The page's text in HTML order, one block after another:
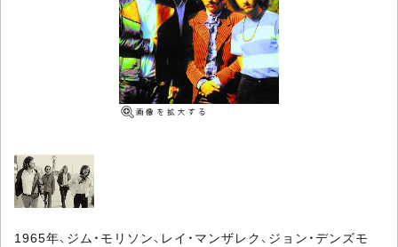
1965年、ジム・モリソン、レイ・マンザレク、ジョン・デンズモ